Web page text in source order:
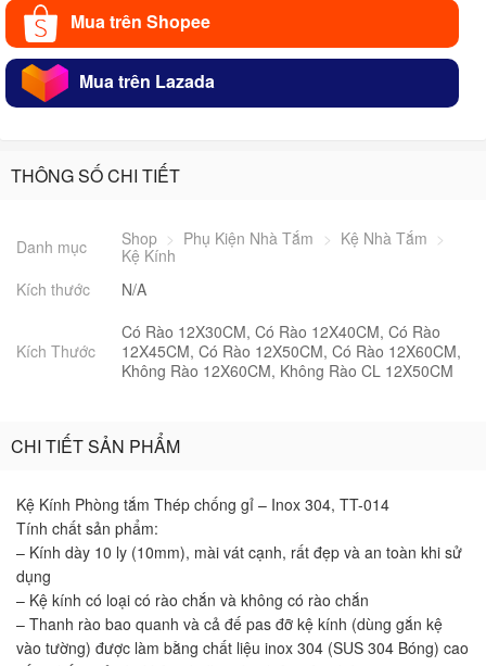
Mua trên Shopee
Mua trên Lazada
THÔNG SỐ CHI TIẾT
Danh mục Shop > Phụ Kiện Nhà Tắm > Kệ Nhà Tắm >
Kệ Kính
Kích thước
N/A
Kích Thước
Có Rào 12X30CM, Có Rào 12X40CM, Có Rào
12X45CM, Có Rào 12X50CM, Có Rào 12X60CM,
Không Rào 12X60CM, Không Rào CL 12X50CM
CHI TIẾT SẢN PHẨM
Kệ Kính Phòng tắm Thép chống gỉ – Inox 304, TT-014
Tính chất sản phẩm:
– Kính dày 10 ly (10mm), mài vát cạnh, rất đẹp và an toàn khi sử
dụng
– Kệ kính có loại có rào chắn và không có rào chắn
– Thanh rào bao quanh và cả đế pas đỡ kệ kính (dùng gắn kệ
vào tường) được làm bằng chất liệu inox 304 (SUS 304 Bóng) cao